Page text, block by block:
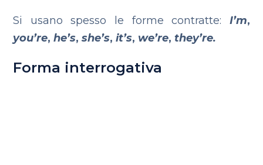
Si usano spesso le forme contratte: I’m,
you’re,he’s,she’s,it’s, we’re,they’re.
Forma interrogativa